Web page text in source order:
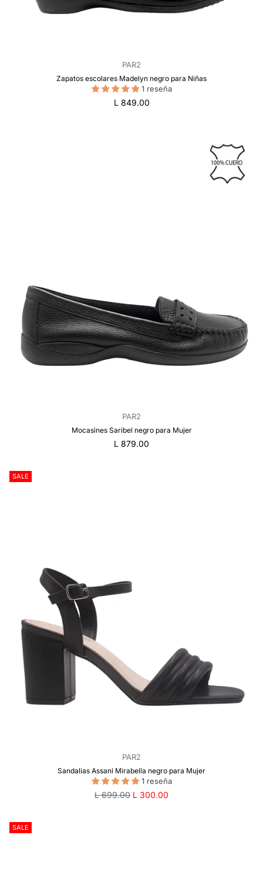
PAR2
Zapatos escolares Madelyn negro para Niñas
1 reseña
Precio
L 849.00
PAR2
Mocasines Saribel negro para Mujer
Precio
L 879.00
SALE
PAR2
Sandalias Assani Mirabella negro para Mujer
1 reseña
Precio
L 699.00 L 300.00
SALE